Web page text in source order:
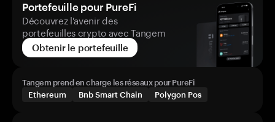
Portefeuille pour PureFi
Découvrez l'avenir des
portefeuilles crypto avec Tangem
Obtenir le portefeuille
Tangem prend en charge les réseaux pour PureFi
Ethereum
Bnb Smart Chain Polygon Pos